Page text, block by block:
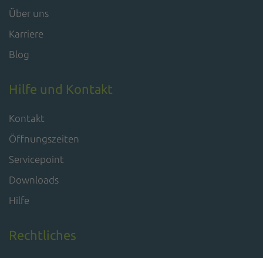
Über uns
Karriere
Blog
Hilfe und Kontakt
Kontakt
Öffnungszeiten
Servicepoint
Downloads
Hilfe
Rechtliches